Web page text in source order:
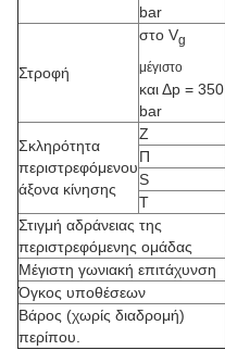
bar
Στροφή
στο Vg
μέγιστο
και Δp = 350
bar
Σκληρότητα
περιστρεφόμενου
άξονα κίνησης
Z
Π
S
Τ
Στιγμή αδράνειας της
περιστρεφόμενης ομάδας
Μέγιστη γωνιακή επιτάχυνση
Όγκος υποθέσεων
Βάρος (χωρίς διαδρομή)
περίπου.